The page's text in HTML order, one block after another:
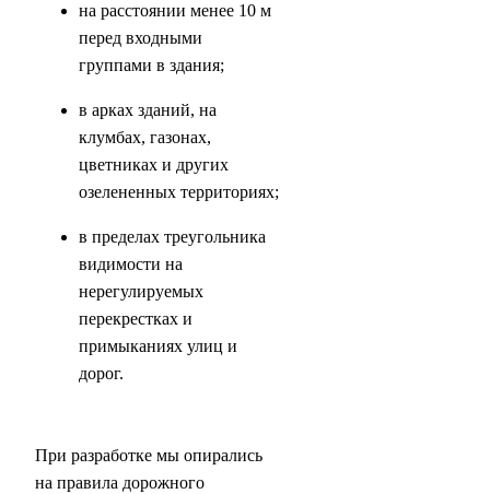
на расстоянии менее 10 м
перед входными
группами в здания;
в арках зданий, на
клумбах, газонах,
цветниках и других
озелененных территориях;
в пределах треугольника
видимости на
нерегулируемых
перекрестках и
примыканиях улиц и
дорог.
При разработке мы опирались
на правила дорожного